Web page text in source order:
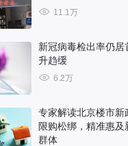
11.1万
新冠病毒检出率仍居
升趋缓
6.2万
专家解读北京楼市新
限购松绑，精准惠及
群体